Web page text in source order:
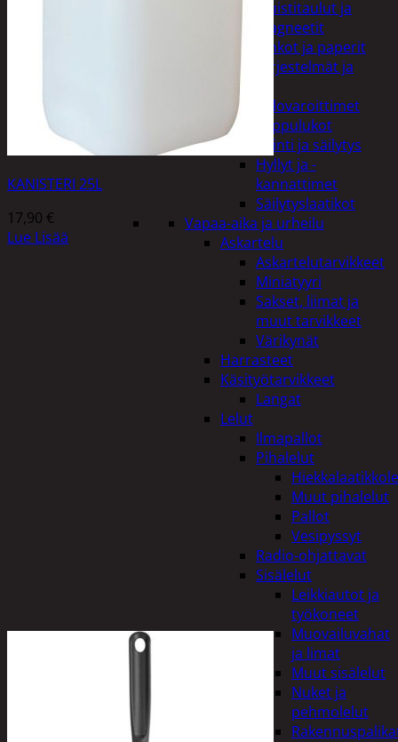
Muistitaulut ja
magneetit
Vihkot ja paperit
Turvajärjestelmät ja
lukitus
Palovaroittimet
Riippulukot
Varastointi ja säilytys
Hyllyt ja -
kannattimet
Säilytyslaatikot
Vapaa-aika ja urheilu
Askartelu
Askartelutarvikkeet
Miniatyyri
Sakset, liimat ja
muut tarvikkeet
Värikynät
Harrasteet
Käsityötarvikkeet
Langat
Lelut
Ilmapallot
Pihalelut
Muut pihalelut
Pallot
Vesipyssyt
Radio-ohjattavat
Sisälelut
Leikkiautot ja
työkoneet
Muovailuvahat
ja limat
Muut sisälelut
Nuket ja
pehmolelut
KANISTERI 25L
17,90 €
Lue Lisää